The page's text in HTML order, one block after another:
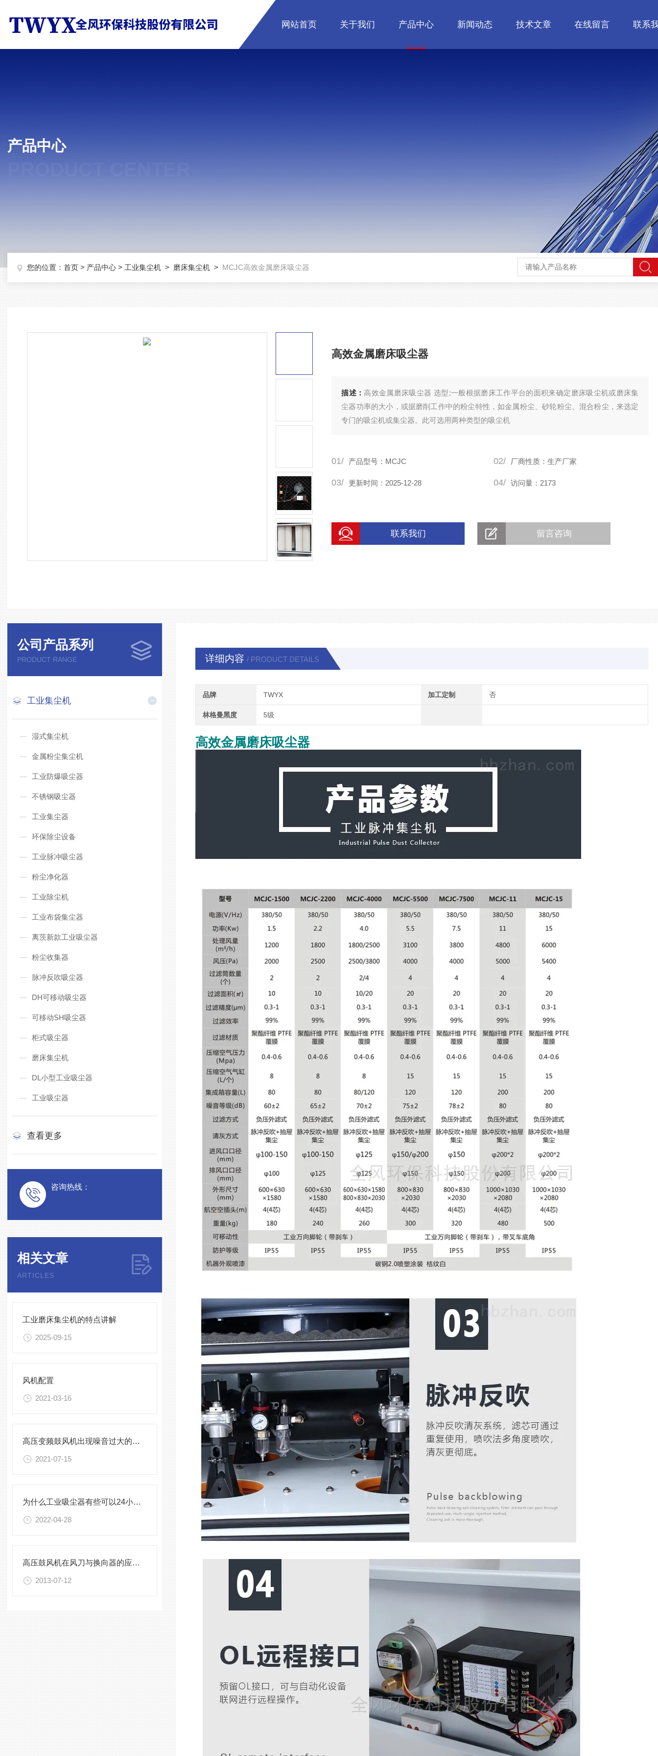
网站首页 关于我们 产品中心 新闻动态 技术文章 在线留言 联系
产品中心
您的位置： 首页 > 产品中心 > 工业集尘机 > 磨床集尘机 > MCJC高效金属磨床吸尘器
高效金属磨床吸尘器
描述： 高效金属磨床吸尘器 选型;一般根据磨床工作平台的面积来确定磨床吸尘机或磨床集
尘器功率的大小，或据磨削工作中的粉尘特性，如金属粉尘、砂轮粉尘、混合粉尘，来选定
专门的吸尘机或集尘器。此可选用两种类型的吸尘机
01/ 产品型号：MCJC 02/ 厂商性质：生产厂家
03/ 更新时间：2025-12-28 04/ 访问量：2173
联系我们 留言咨询
公司产品系列
PRODUCT RANGE
工业集尘机
湿式集尘机
金属粉尘集尘机
工业防爆吸尘器
不锈钢吸尘器
工业集尘器
环保除尘设备
工业脉冲吸尘器
粉尘净化器
工业除尘机
工业布袋集尘器
离茨新款工业吸尘器
粉尘收集器
脉冲反吹吸尘器
DH可移动吸尘器
可移动SH吸尘器
柜式吸尘器
磨床集尘机
DL小型工业吸尘器
工业吸尘器
查看更多
咨询热线：
相关文章
ARTICLES
工业磨床集尘机的特点讲解
2025-09-15
风机配置
2021-03-16
高压变频鼓风机出现噪音过大的解决方法介绍
2021-07-15
为什么工业吸尘器有些可以24小时工作有些却不可以
2022-04-28
高压鼓风机在风刀与换向器的应用情况
2013-07-12
详细内容 / PRODUCT DETAILS
品牌 TWYX 加工定制 否
林格曼黑度 5级
高效金属磨床吸尘器